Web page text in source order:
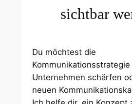
sichtbar
Du möchtest die
Unternehmen schärfen
neuen